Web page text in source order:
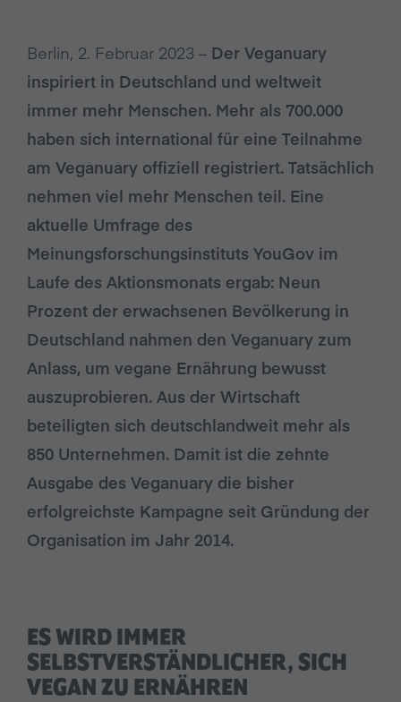
Berlin, 2. Februar 2023 – Der Veganuary
inspiriert in Deutschland und weltweit
immer mehr Menschen. Mehr als 700.000
haben sich international für eine Teilnahme
am Veganuary offiziell registriert. Tatsächlich
nehmen viel mehr Menschen teil. Eine
aktuelle Umfrage des
Meinungsforschungsinstituts YouGov im
Laufe des Aktionsmonats ergab: Neun
Prozent der erwachsenen Bevölkerung in
Deutschland nahmen den Veganuary zum
Anlass, um vegane Ernährung bewusst
auszuprobieren. Aus der Wirtschaft
beteiligten sich deutschlandweit mehr als
850 Unternehmen. Damit ist die zehnte
Ausgabe des Veganuary die bisher
erfolgreichste Kampagne seit Gründung der
Organisation im Jahr 2014.
ES WIRD IMMER
SELBSTVERSTÄNDLICHER, SICH
VEGAN ZU ERNÄHREN